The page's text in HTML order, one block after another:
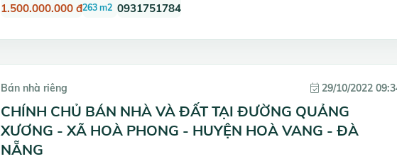
1.500.000.000 đ263 m2 0931751784
Bán nhà riêng 29/10/2022
CHÍNH CHỦ BÁN NHÀ VÀ ĐẤT TẠI ĐƯỜNG QUẢNG
XƯƠNG - XÃ HOÀ PHONG - HUYỆN HOÀ VANG - ĐÀ
NẴNG